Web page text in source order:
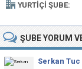
YURTIÇI ŞUBE:
ŞUBEYORUM
Serkan Tuc